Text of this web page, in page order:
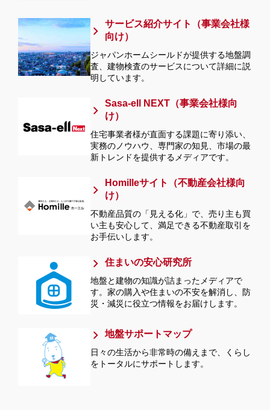
サービス紹介サイト（事業会社様
向け）
ジャパンホームシールドが提供する地盤調
査、建物検査のサービスについて詳細に説
明しています。
Sasa-ell NEXT（事業会社様向
け）
住宅事業者様が直面する課題に寄り添い、
実務のノウハウ、専門家の知見、市場の最
新トレンドを提供するメディアです。
Homilleサイト（不動産会社様向
け）
不動産品質の「見える化」で、売り主も買
い主も安心して、満足できる不動産取引を
お手伝いします。
住まいの安心研究所
地盤と建物の知識が詰まったメディアで
す。家の購入や住まいの不安を解消し、防
災・減災に役立つ情報をお届けします。
地盤サポートマップ
日々の生活から非常時の備えまで、くらし
をトータルにサポートします。